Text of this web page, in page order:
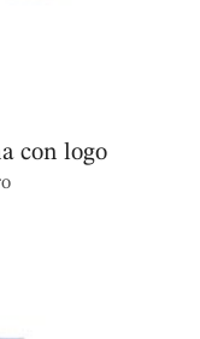
con logo